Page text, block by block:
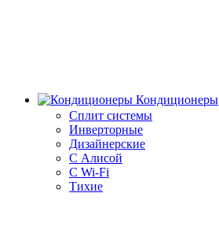
Кондиционеры
Сплит системы
Инверторные
Дизайнерские
С Алисой
C Wi-Fi
Тихие